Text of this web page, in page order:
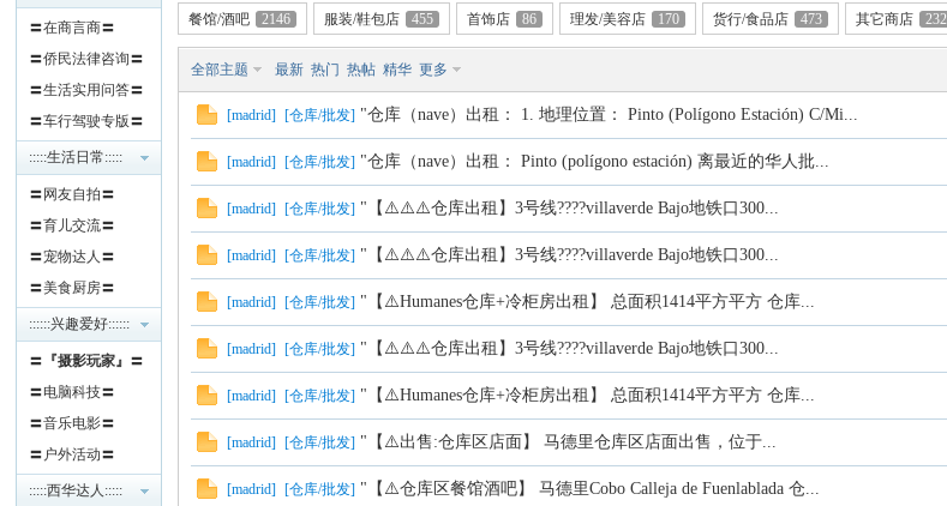
华
人
〓在商言商〓
〓侨民法律咨询〓
〓生活实用问答〓
〓车行驾驶专版〓
:::::生活日常:::::
〓网友自拍〓
〓育儿交流〓
〓宠物达人〓
〓美食厨房〓
::::::兴趣爱好::::::
〓 『摄影玩家』 〓
〓电脑科技〓
〓音乐电影〓
〓户外活动〓
:::::西华达人:::::
餐馆/酒吧 2146 服装/鞋包店 455 首饰店 86 理发/美容店 170 货行/食品店 473 其它商店 232
全部主题 最新 热门 热帖 精华 更多
[madrid] [仓库/批发] "仓库（nave）出租： 1. 地理位置： Pinto (Polígono Estación) C/Mi...
[madrid] [仓库/批发] "仓库（nave）出租： Pinto (polígono estación) 离最近的华人批...
[madrid] [仓库/批发] "【⚠️⚠️⚠️仓库出租】3号线????villaverde Bajo地铁口300...
[madrid] [仓库/批发] "【⚠️⚠️⚠️仓库出租】3号线????villaverde Bajo地铁口300...
[madrid] [仓库/批发] "【⚠️Humanes仓库+冷柜房出租】 总面积1414平方平方 仓库...
[madrid] [仓库/批发] "【⚠️⚠️⚠️仓库出租】3号线????villaverde Bajo地铁口300...
[madrid] [仓库/批发] "【⚠️Humanes仓库+冷柜房出租】 总面积1414平方平方 仓库...
[madrid] [仓库/批发] "【⚠️出售:仓库区店面】 马德里仓库区店面出售，位于...
[madrid] [仓库/批发] "【⚠️仓库区餐馆酒吧】 马德里Cobo Calleja de Fuenlablada 仓...